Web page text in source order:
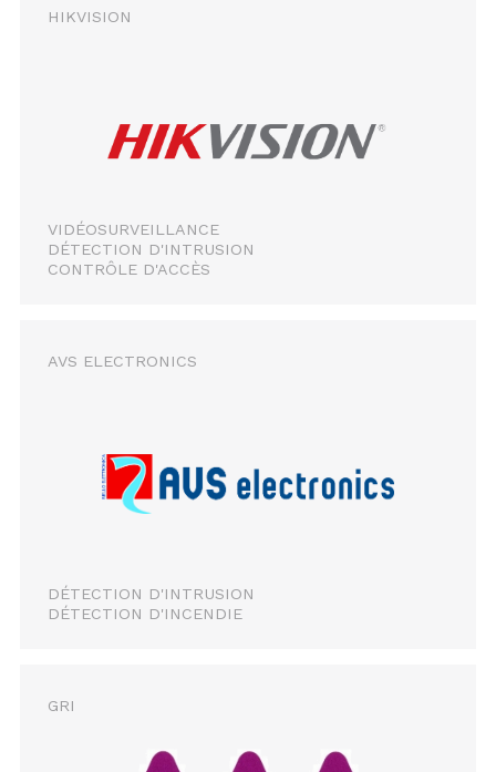
HIKVISION
VIDÉOSURVEILLANCE
DÉTECTION D'INTRUSION
CONTRÔLE D'ACCÈS
AVS ELECTRONICS
DÉTECTION D'INTRUSION
DÉTECTION D'INCENDIE
GRI